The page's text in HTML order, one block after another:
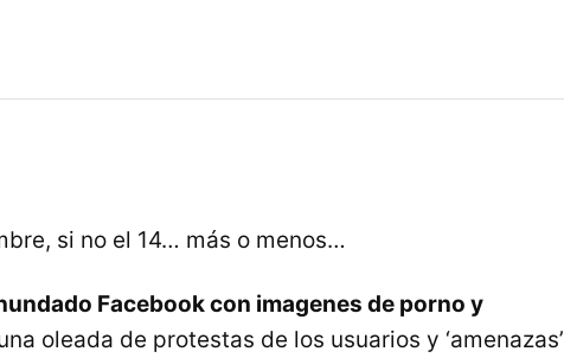
si no el 14… más o menos…
Facebook con imagenes de porno y
oleada de protestas de los usuarios y ‘amenazas’